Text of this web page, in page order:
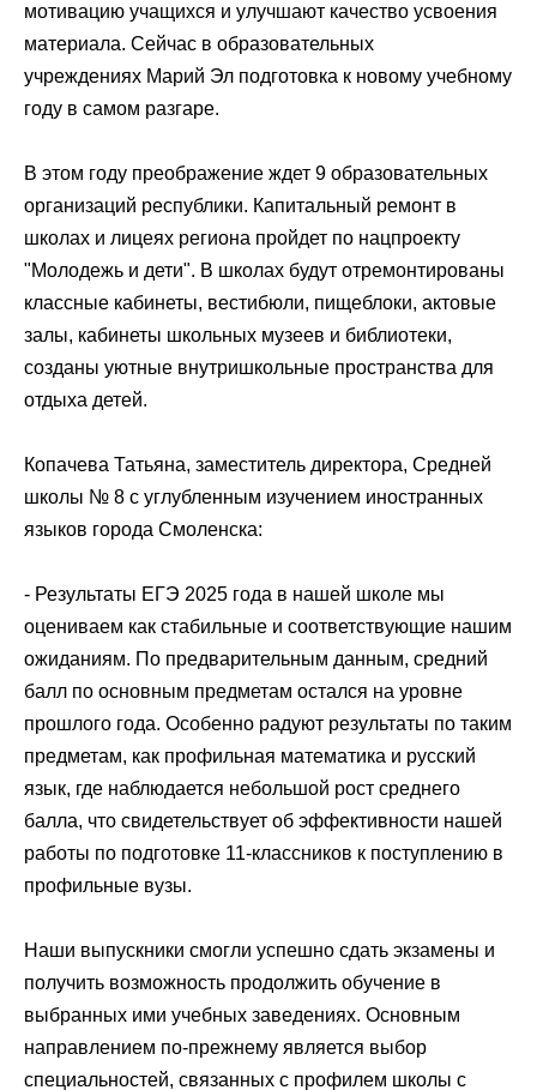
мотивацию учащихся и улучшают качество усвоения
материала. Сейчас в образовательных
учреждениях Марий Эл подготовка к новому учебному
году в самом разгаре.
В этом году преображение ждет 9 образовательных
организаций республики. Капитальный ремонт в
школах и лицеях региона пройдет по нацпроекту
"Молодежь и дети". В школах будут отремонтированы
классные кабинеты, вестибюли, пищеблоки, актовые
залы, кабинеты школьных музеев и библиотеки,
созданы уютные внутришкольные пространства для
отдыха детей.
Копачева Татьяна, заместитель директора, Средней
школы № 8 с углубленным изучением иностранных
языков города Смоленска:
- Результаты ЕГЭ 2025 года в нашей школе мы
оцениваем как стабильные и соответствующие нашим
ожиданиям. По предварительным данным, средний
балл по основным предметам остался на уровне
прошлого года. Особенно радуют результаты по таким
предметам, как профильная математика и русский
язык, где наблюдается небольшой рост среднего
балла, что свидетельствует об эффективности нашей
работы по подготовке 11-классников к поступлению в
профильные вузы.
Наши выпускники смогли успешно сдать экзамены и
получить возможность продолжить обучение в
выбранных ими учебных заведениях. Основным
направлением по-прежнему является выбор
специальностей, связанных с профилем школы с